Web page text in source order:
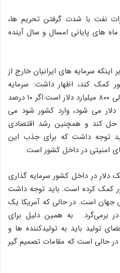
نفت با شدت گرفتن تحریم ها،
های پایانی امسال و سال آینده
سرمایه های ایرانیان خارج از
کمک کند، اظهار داشت: سرمایه
میلیارد دلار است.اگر
درصد
دلار می شود، وارد کشور شود می
حل کند و همچنین رشد اقتصادی
توجه داشت که برای جذب این
امنیتی در داخل کشور است.
دلار در داخل کشور سرمایه گذاری
کمک کرده است. باید توجه داشت
جهان است. در حالی که آمریکا یک
برمی‌گرد.
به همین دلیل برای
تولید باید به تولیدکننده ها و
در حالی است که مقامات تصمیم گیر